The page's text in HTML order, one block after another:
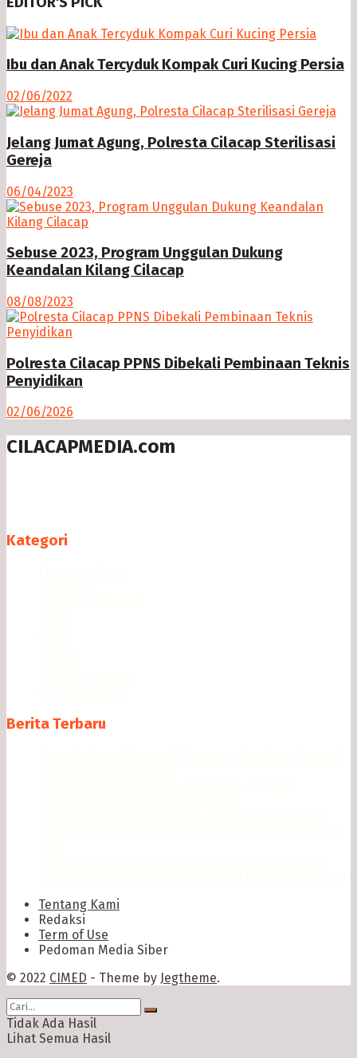
Ibu dan Anak Tercyduk Kompak Curi Kucing Persia
02/06/2022
Jelang Jumat Agung, Polresta Cilacap Sterilisasi
Gereja
06/04/2023
Sebuse 2023, Program Unggulan Dukung
Keandalan Kilang Cilacap
08/08/2023
Polresta Cilacap PPNS Dibekali Pembinaan Teknis
Penyidikan
02/06/2026
CILACAPMEDIA.com
Kategori
Berita Terbaru
Tentang Kami
Redaksi
Term of Use
Pedoman Media Siber
© 2022 CIMED - Theme by Jegtheme.
Tidak Ada Hasil
Lihat Semua Hasil